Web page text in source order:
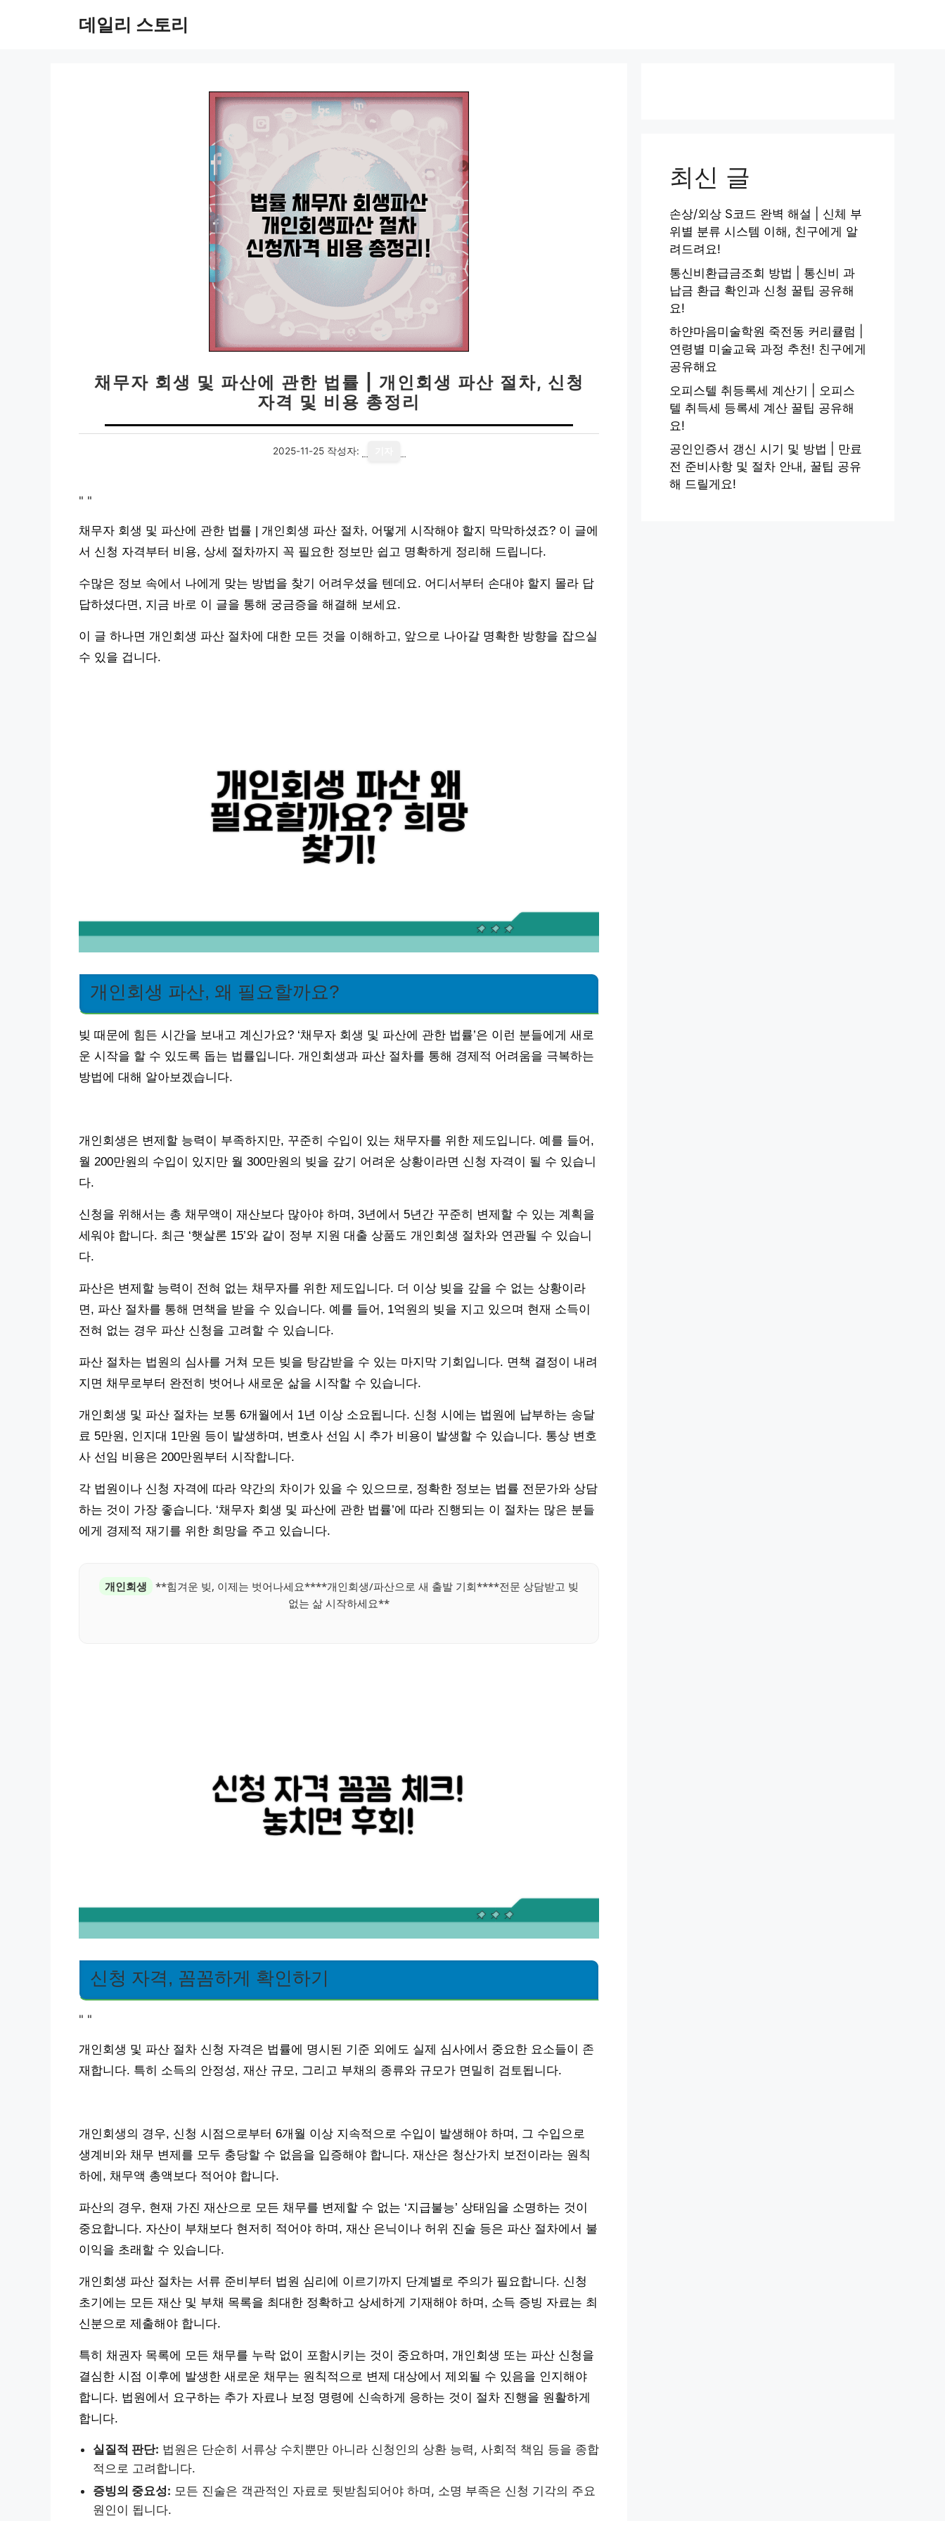
데일리 스토리
채무자 회생 및 파산에 관한 법률 | 개인회생 파산 절차, 신청
자격 및 비용 총정리
2025-11-25 작성자:
" "
채무자 회생 및 파산에 관한 법률 | 개인회생 파산 절차, 어떻게 시작해야 할지 막막하셨죠? 이 글에
서 신청 자격부터 비용, 상세 절차까지 꼭 필요한 정보만 쉽고 명확하게 정리해 드립니다.
수많은 정보 속에서 나에게 맞는 방법을 찾기 어려우셨을 텐데요. 어디서부터 손대야 할지 몰라 답
답하셨다면, 지금 바로 이 글을 통해 궁금증을 해결해 보세요.
이 글 하나면 개인회생 파산 절차에 대한 모든 것을 이해하고, 앞으로 나아갈 명확한 방향을 잡으실
수 있을 겁니다.
개인회생 파산, 왜 필요할까요?
빚 때문에 힘든 시간을 보내고 계신가요? ‘채무자 회생 및 파산에 관한 법률’은 이런 분들에게 새로
운 시작을 할 수 있도록 돕는 법률입니다. 개인회생과 파산 절차를 통해 경제적 어려움을 극복하는
방법에 대해 알아보겠습니다.
개인회생은 변제할 능력이 부족하지만, 꾸준히 수입이 있는 채무자를 위한 제도입니다. 예를 들어,
월 200만원의 수입이 있지만 월 300만원의 빚을 갚기 어려운 상황이라면 신청 자격이 될 수 있습니
다.
신청을 위해서는 총 채무액이 재산보다 많아야 하며, 3년에서 5년간 꾸준히 변제할 수 있는 계획을
세워야 합니다. 최근 ‘햇살론 15’와 같이 정부 지원 대출 상품도 개인회생 절차와 연관될 수 있습니
다.
파산은 변제할 능력이 전혀 없는 채무자를 위한 제도입니다. 더 이상 빚을 갚을 수 없는 상황이라
면, 파산 절차를 통해 면책을 받을 수 있습니다. 예를 들어, 1억원의 빚을 지고 있으며 현재 소득이
전혀 없는 경우 파산 신청을 고려할 수 있습니다.
파산 절차는 법원의 심사를 거쳐 모든 빚을 탕감받을 수 있는 마지막 기회입니다. 면책 결정이 내려
지면 채무로부터 완전히 벗어나 새로운 삶을 시작할 수 있습니다.
개인회생 및 파산 절차는 보통 6개월에서 1년 이상 소요됩니다. 신청 시에는 법원에 납부하는 송달
료 5만원, 인지대 1만원 등이 발생하며, 변호사 선임 시 추가 비용이 발생할 수 있습니다. 통상 변호
사 선임 비용은 200만원부터 시작합니다.
각 법원이나 신청 자격에 따라 약간의 차이가 있을 수 있으므로, 정확한 정보는 법률 전문가와 상담
하는 것이 가장 좋습니다. ‘채무자 회생 및 파산에 관한 법률’에 따라 진행되는 이 절차는 많은 분들
에게 경제적 재기를 위한 희망을 주고 있습니다.
개인회생
**힘겨운 빚, 이제는 벗어나세요****개인회생/파산으로 새 출발 기회****전문 상담받고 빚
없는 삶 시작하세요**
신청 자격, 꼼꼼하게 확인하기
" "
개인회생 및 파산 절차 신청 자격은 법률에 명시된 기준 외에도 실제 심사에서 중요한 요소들이 존
재합니다. 특히 소득의 안정성, 재산 규모, 그리고 부채의 종류와 규모가 면밀히 검토됩니다.
개인회생의 경우, 신청 시점으로부터 6개월 이상 지속적으로 수입이 발생해야 하며, 그 수입으로
생계비와 채무 변제를 모두 충당할 수 없음을 입증해야 합니다. 재산은 청산가치 보전이라는 원칙
하에, 채무액 총액보다 적어야 합니다.
파산의 경우, 현재 가진 재산으로 모든 채무를 변제할 수 없는 ‘지급불능’ 상태임을 소명하는 것이
중요합니다. 자산이 부채보다 현저히 적어야 하며, 재산 은닉이나 허위 진술 등은 파산 절차에서 불
이익을 초래할 수 있습니다.
개인회생 파산 절차는 서류 준비부터 법원 심리에 이르기까지 단계별로 주의가 필요합니다. 신청
초기에는 모든 재산 및 부채 목록을 최대한 정확하고 상세하게 기재해야 하며, 소득 증빙 자료는 최
신분으로 제출해야 합니다.
특히 채권자 목록에 모든 채무를 누락 없이 포함시키는 것이 중요하며, 개인회생 또는 파산 신청을
결심한 시점 이후에 발생한 새로운 채무는 원칙적으로 변제 대상에서 제외될 수 있음을 인지해야
합니다. 법원에서 요구하는 추가 자료나 보정 명령에 신속하게 응하는 것이 절차 진행을 원활하게
합니다.
실질적 판단: 법원은 단순히 서류상 수치뿐만 아니라 신청인의 상환 능력, 사회적 책임 등을 종합
적으로 고려합니다.
증빙의 중요성: 모든 진술은 객관적인 자료로 뒷받침되어야 하며, 소명 부족은 신청 기각의 주요
원인이 됩니다.
최신 글
손상/외상 S코드 완벽 해설 | 신체 부
위별 분류 시스템 이해, 친구에게 알
려드려요!
통신비환급금조회 방법 | 통신비 과
납금 환급 확인과 신청 꿀팁 공유해
요!
하얀마음미술학원 죽전동 커리큘럼 |
연령별 미술교육 과정 추천! 친구에게
공유해요
오피스텔 취등록세 계산기 | 오피스
텔 취득세 등록세 계산 꿀팁 공유해
요!
공인인증서 갱신 시기 및 방법 | 만료
전 준비사항 및 절차 안내, 꿀팁 공유
해 드릴게요!